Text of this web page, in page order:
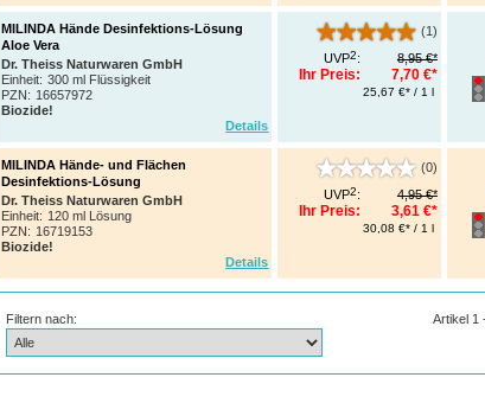
MILINDA Hände Desinfektions-Lösung
Aloe Vera
Dr. Theiss Naturwaren GmbH
Einheit: 300 ml Flüssigkeit
PZN: 16657972
Biozide!
Details
(1)
UVP2: 8,95 €*
Ihr Preis: 7,70 €*
25,67 €* / 1 l
MILINDA Hände- und Flächen
Desinfektions-Lösung
Dr. Theiss Naturwaren GmbH
Einheit: 120 ml Lösung
PZN: 16719153
Biozide!
Details
(0)
UVP2: 4,95 €*
Ihr Preis: 3,61 €*
30,08 €* / 1 l
Filtern nach: Artikel 1